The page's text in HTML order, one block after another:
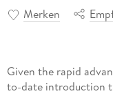
Merken
Given the rapid
to-date introduction